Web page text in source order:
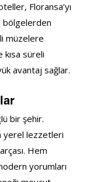
Floransa’yı
bölgelerden
müzelere
süreli
avantaj sağlar.
bir şehir.
yerel lezzetleri
Hem
yorumları